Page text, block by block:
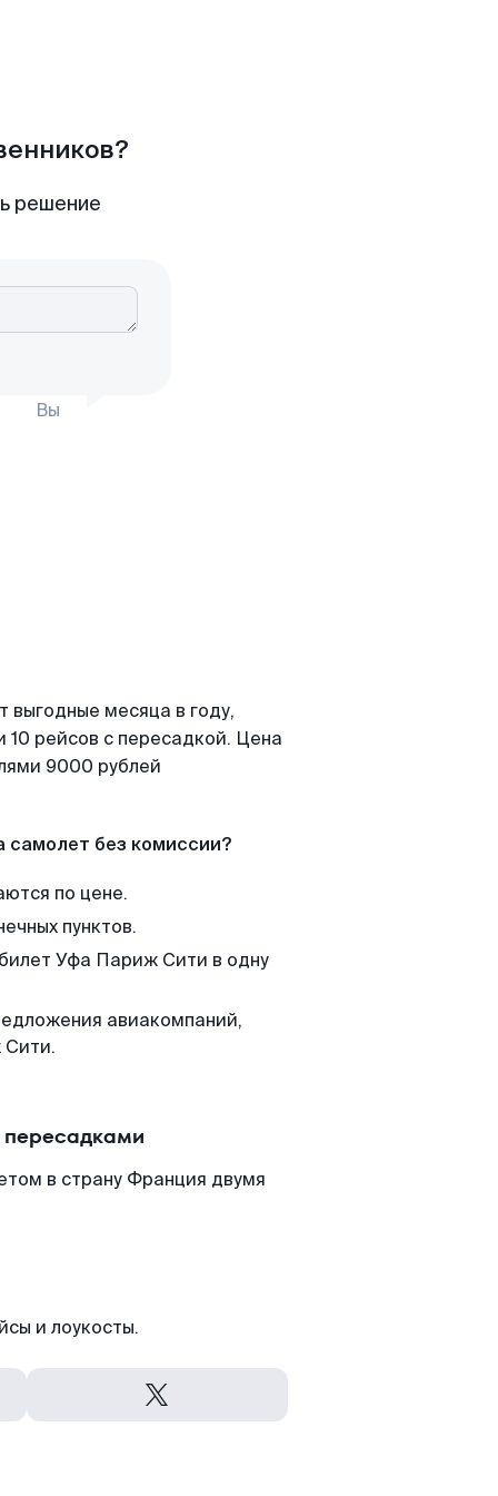
решение
Вы
выгодные месяца в году,
рейсов с пересадкой. Цена
9000 рублей
самолет без комиссии?
по цене.
пунктов.
Уфа Париж Сити в одну
авиакомпаний,
Сити.
в страну Франция двумя
и лоукосты.